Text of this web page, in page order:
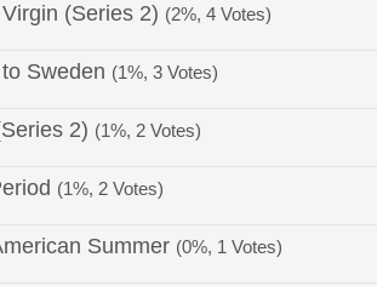
(Series 2) (2%, 4 Votes)
Sweden (1%, 3 Votes)
2) (1%, 2 Votes)
(1%, 2 Votes)
Summer (0%, 1 Votes)